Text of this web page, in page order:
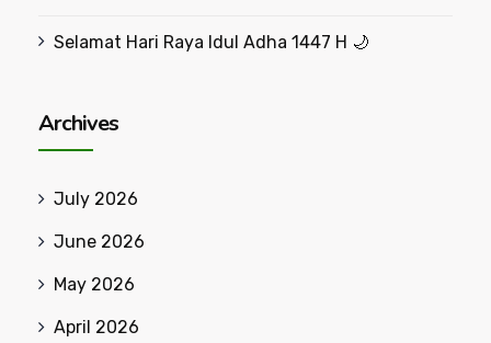
Selamat Hari Raya Idul Adha 1447 H 🌙
Archives
July 2026
June 2026
May 2026
April 2026